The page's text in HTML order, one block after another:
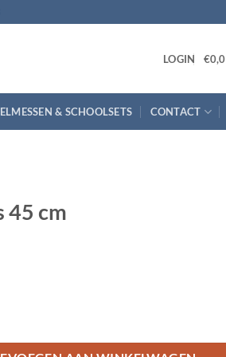
LOGIN €0,0
& SCHOOLSETS CONTACT
45 cm